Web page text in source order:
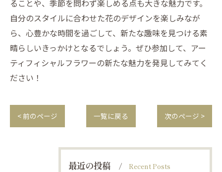
ることや、季節を問わず楽しめる点も大きな魅力です。
自分のスタイルに合わせた花のデザインを楽しみなが
ら、心豊かな時間を過ごして、新たな趣味を見つける素
晴らしいきっかけとなるでしょう。ぜひ参加して、アー
ティフィシャルフラワーの新たな魅力を発見してみてく
ださい！
< 前のページ 一覧に戻る 次のページ >
最近の投稿 Recent Posts